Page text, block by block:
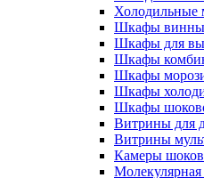
Холодильные
Шкафы
Шкафы для
Шкафы
Шкафы
Шкафы
Шкафы
Витрины для
Витрины
Камеры
Молекулярная